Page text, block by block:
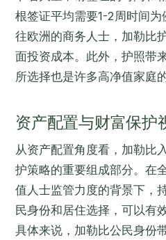
根签证平均需要1-2周时间
往欧洲的商务人士，加勒比
面投资成本。此外，护照带
所选择也是许多高净值家庭
资产配置与财富保护
从资产配置角度看，加勒比
护策略的重要组成部分。在
值人士监管力度的背景下，
民身份和居住选择，可以有
具体来说，加勒比公民身份